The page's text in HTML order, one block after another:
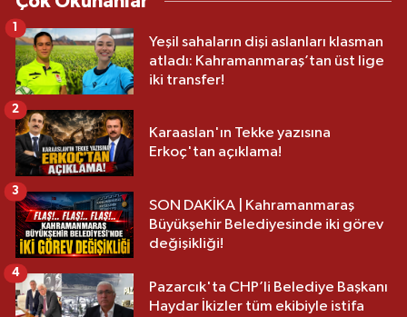
Yeşil sahaların dişi aslanları klasman
atladı: Kahramanmaraş’tan üst lige
iki transfer!
1
Karaaslan'ın Tekke yazısına
Erkoç'tan açıklama!
2
SON DAKİKA | Kahramanmaraş
Büyükşehir Belediyesinde iki görev
değişikliği!
3
Pazarcık'ta CHP’li Belediye Başkanı
Haydar İkizler tüm ekibiyle istifa
4